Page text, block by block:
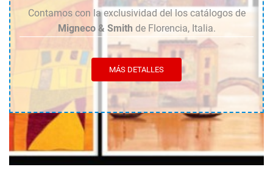
Contamos con la exclusividad del los catálogos de
Migneco & Smith de Florencia, Italia.
MÁS DETALLES